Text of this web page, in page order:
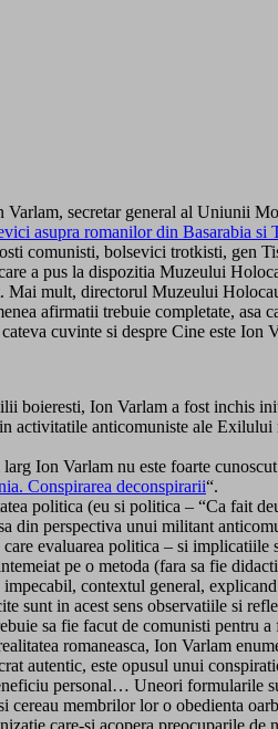
secretar general al Uniunii
asupra romanilor din Basarabia si
comunisti, bolsevici trotkisti, gen
a pus la dispozitia Muzeului
Mai mult, directorul Muzeului
afirmatii trebuie completate,
cuvinte si despre Cine este Ion
boieresti, Ion Varlam a fost inchis
activitatile anticomuniste ale
Ion Varlam nu este foarte
Conspirarea deconspirarii“.
politica (eu si politica – “Ca fait
din perspectiva unui militant
evaluarea politica – si implicatiile
pe o metoda (fara sa fie
contextul general,
sunt in acest sens observatiile si
sa fie facut de comunisti pentru
romaneasca, Ion Varlam
autentic, este opusul unui
personal… Uneori formularile
cereau membrilor lor o obedienta